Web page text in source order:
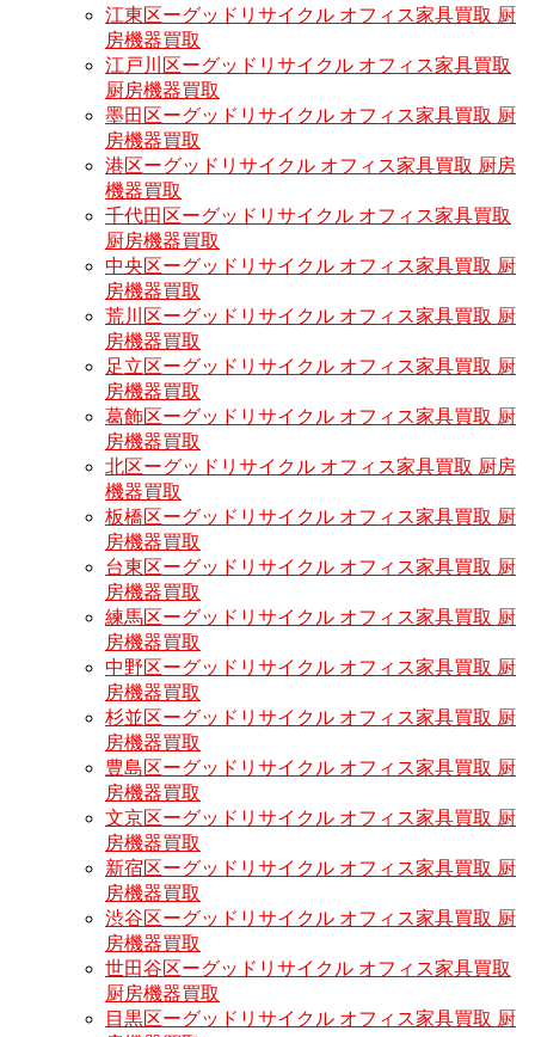
江東区ーグッドリサイクル オフィス家具買取 厨
房機器買取
江戸川区ーグッドリサイクル オフィス家具買取
厨房機器買取
墨田区ーグッドリサイクル オフィス家具買取 厨
房機器買取
港区ーグッドリサイクル オフィス家具買取 厨房
機器買取
千代田区ーグッドリサイクル オフィス家具買取
厨房機器買取
中央区ーグッドリサイクル オフィス家具買取 厨
房機器買取
荒川区ーグッドリサイクル オフィス家具買取 厨
房機器買取
足立区ーグッドリサイクル オフィス家具買取 厨
房機器買取
葛飾区ーグッドリサイクル オフィス家具買取 厨
房機器買取
北区ーグッドリサイクル オフィス家具買取 厨房
機器買取
板橋区ーグッドリサイクル オフィス家具買取 厨
房機器買取
台東区ーグッドリサイクル オフィス家具買取 厨
房機器買取
練馬区ーグッドリサイクル オフィス家具買取 厨
房機器買取
中野区ーグッドリサイクル オフィス家具買取 厨
房機器買取
杉並区ーグッドリサイクル オフィス家具買取 厨
房機器買取
豊島区ーグッドリサイクル オフィス家具買取 厨
房機器買取
文京区ーグッドリサイクル オフィス家具買取 厨
房機器買取
新宿区ーグッドリサイクル オフィス家具買取 厨
房機器買取
渋谷区ーグッドリサイクル オフィス家具買取 厨
房機器買取
世田谷区ーグッドリサイクル オフィス家具買取
厨房機器買取
目黒区ーグッドリサイクル オフィス家具買取 厨